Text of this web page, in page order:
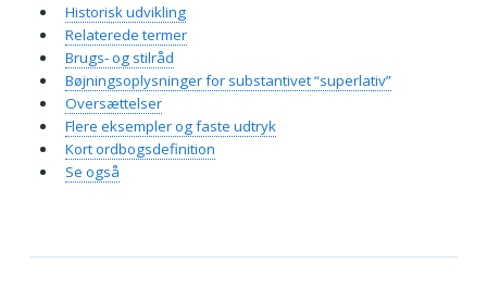
Historisk udvikling
Relaterede termer
Brugs- og stilråd
Bøjningsoplysninger for substantivet “superlativ”
Oversættelser
Flere eksempler og faste udtryk
Kort ordbogsdefinition
Se også